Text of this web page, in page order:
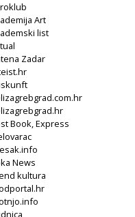
Art
list
Zadar
Book, Express
News
kultura